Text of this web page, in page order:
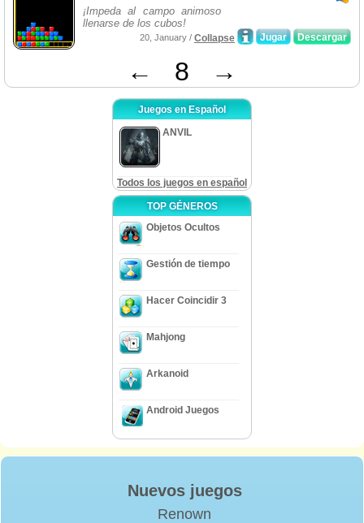
¡Impeda al campo animoso
llenarse de los cubos!
Descargar
Jugar
20, January / Collapse
← 8 →
Juegos en Español
ANVIL
Todos los juegos en español
TOP GÉNEROS
Objetos Ocultos
Gestión de tiempo
Hacer Coincidir 3
Mahjong
Arkanoid
Android Juegos
Nuevos juegos
Renown